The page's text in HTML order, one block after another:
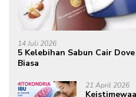
14 Juli 2026
5 Kelebihan Sabun Cair
Biasa
21 April 2026